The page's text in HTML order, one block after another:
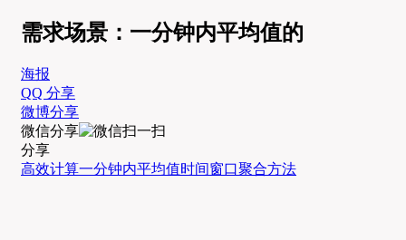
需求场景：一分钟内平均值的
海报
QQ 分享
微博分享
微信分享
分享
高效计算一分钟内平均值时间窗口聚合方法